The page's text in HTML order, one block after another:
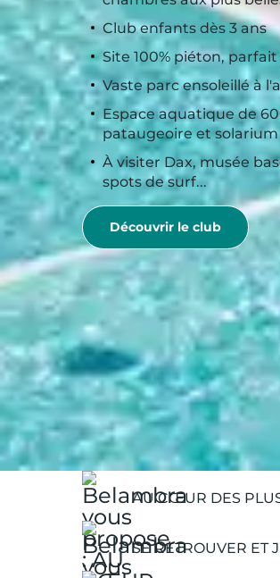
Club enfants dès 3 ans
Site 100% piéton,
Vaste parc ensoleillé à
Espace aquatique de
pataugeoire et solarium
À visiter Dax, musée
spots de surf...
Découvrir le club
Belambra Clubs
Où partir
Réservez vos vacances
Faire du surf en vacances
AU CŒUR DES
SE RETROUVER ET